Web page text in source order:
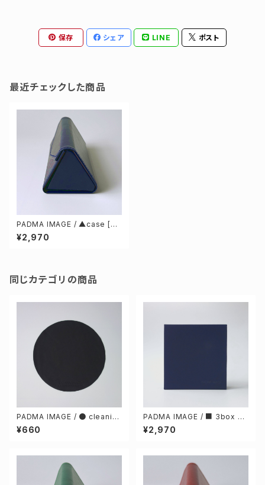
保存 シェア LINE ポスト
最近チェックした商品
PADMA IMAGE / ▲case [Na
vy] & cleaning cloth
¥2,970
同じカテゴリの商品
PADMA IMAGE / ● cleanin
g cloth
¥660
PADMA IMAGE / ■ 3box ca
se [Navy] & cleaning cloth
¥2,970